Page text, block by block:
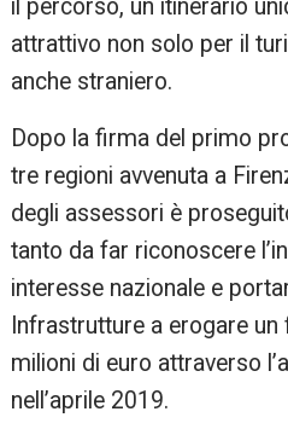
il percorso, un itinerario
attrattivo non solo per il
anche straniero.
Dopo la firma del primo
tre regioni avvenuta a
degli assessori è
tanto da far riconoscere
interesse nazionale e
Infrastrutture a erogare
milioni di euro attraverso
nell’aprile 2019.